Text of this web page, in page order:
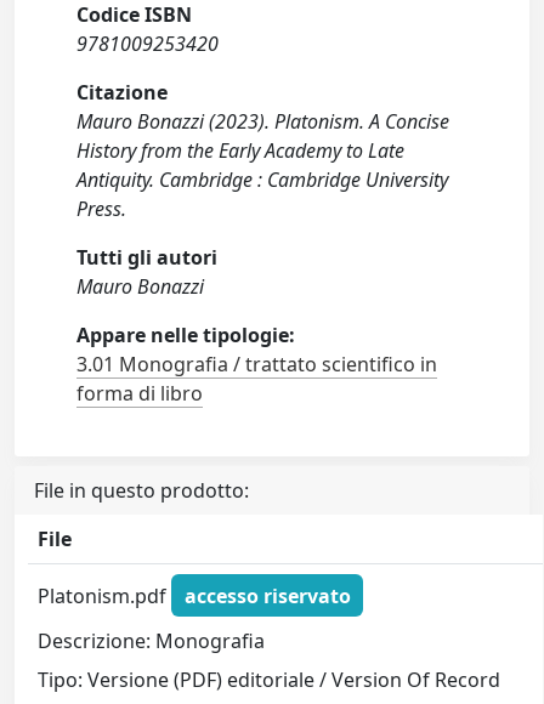
Codice ISBN
9781009253420
Citazione
Mauro Bonazzi (2023). Platonism. A Concise
History from the Early Academy to Late
Antiquity. Cambridge : Cambridge University
Press.
Tutti gli autori
Mauro Bonazzi
Appare nelle tipologie:
3.01 Monografia / trattato scientifico in
forma di libro
File in questo prodotto:
File
Platonism.pdf
accesso riservato
Descrizione: Monografia
Tipo: Versione (PDF) editoriale / Version Of Record